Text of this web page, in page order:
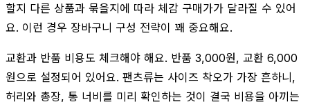
할지 다른 상품과 묶을지에 따라 체감 구매가가 달라질 수 있어
요. 이런 경우 장바구니 구성 전략이 꽤 중요해요.
교환과 반품 비용도 체크해야 해요. 반품 3,000원, 교환 6,000
원으로 설정되어 있어요. 팬츠류는 사이즈 착오가 가장 흔하니,
허리와 총장, 통 너비를 미리 확인하는 것이 결국 비용을 아끼는